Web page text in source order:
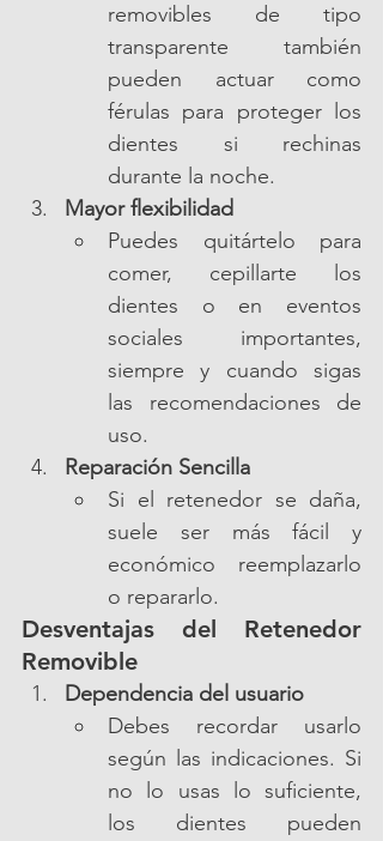
removibles de tipo
transparente también
pueden actuar como
férulas para proteger los
dientes si rechinas
durante la noche.
Mayor flexibilidad
Puedes quitártelo para
comer, cepillarte los
dientes o en eventos
sociales importantes,
siempre y cuando sigas
las recomendaciones de
uso.
Reparación Sencilla
Si el retenedor se daña,
suele ser más fácil y
económico reemplazarlo
o repararlo.
Desventajas del Retenedor
Removible
Dependencia del usuario
Debes recordar usarlo
según las indicaciones. Si
no lo usas lo suficiente,
los dientes pueden